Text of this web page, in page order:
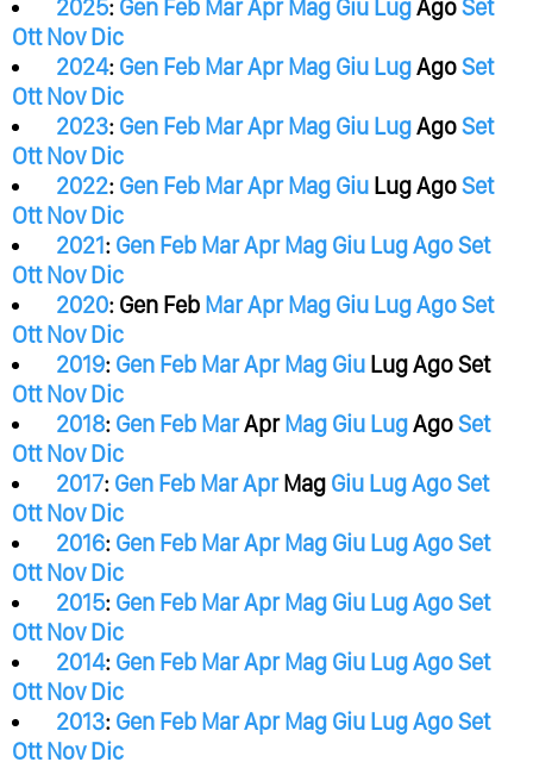
2025: Gen Feb MarApr Mag Giu LugAgoSet
Ott Nov Dic
2024: Gen Feb MarApr Mag Giu LugAgoSet
Ott Nov Dic
2023: Gen Feb MarApr Mag Giu LugAgoSet
Ott Nov Dic
2022: Gen Feb MarApr Mag Giu LugAgoSet
Ott Nov Dic
2021: Gen Feb MarApr Mag Giu LugAgoSet
Ott Nov Dic
2020: Gen Feb MarApr Mag Giu LugAgoSet
Ott Nov Dic
2019: Gen Feb MarApr Mag Giu LugAgoSet
Ott Nov Dic
2018: Gen Feb MarApr Mag Giu LugAgoSet
Ott Nov Dic
2017: Gen Feb MarApr Mag Giu LugAgoSet
Ott Nov Dic
2016: Gen Feb MarApr Mag Giu LugAgoSet
Ott Nov Dic
2015: Gen Feb MarApr Mag Giu LugAgoSet
Ott Nov Dic
2014: Gen Feb MarApr Mag Giu LugAgoSet
Ott Nov Dic
2013: Gen Feb MarApr Mag Giu LugAgoSet
Ott Nov Dic